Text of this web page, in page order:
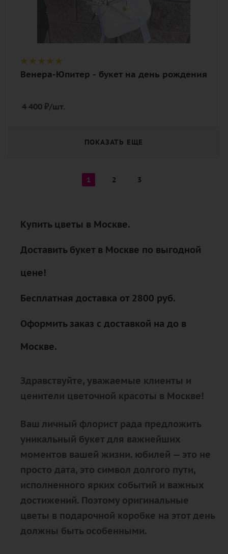
Венера-Юпитер - букет на день рождения
4 400 ₽/шт.
ПОКАЗАТЬ ЕЩЕ
1 2 3
Купить цветы в Москве.
Доставить букет в Москве по выгодной
цене!
Бесплатная доставка от 2800 руб.
Оформить заказ с доставкой на до в
Москве.
Здравствуйте, уважаемые клиенты и
ценители цветочной красоты в Москве!
Ваш личный флорист рада предложить
уникальный букет для важнейших
моментов вашей жизни. юбилей — это не
просто дата, это символ долгого пути,
исполненного ярких событий и важных
достижений. Поэтому оригинальные
цветы в подарочной коробке на этот день
должны быть особенными.